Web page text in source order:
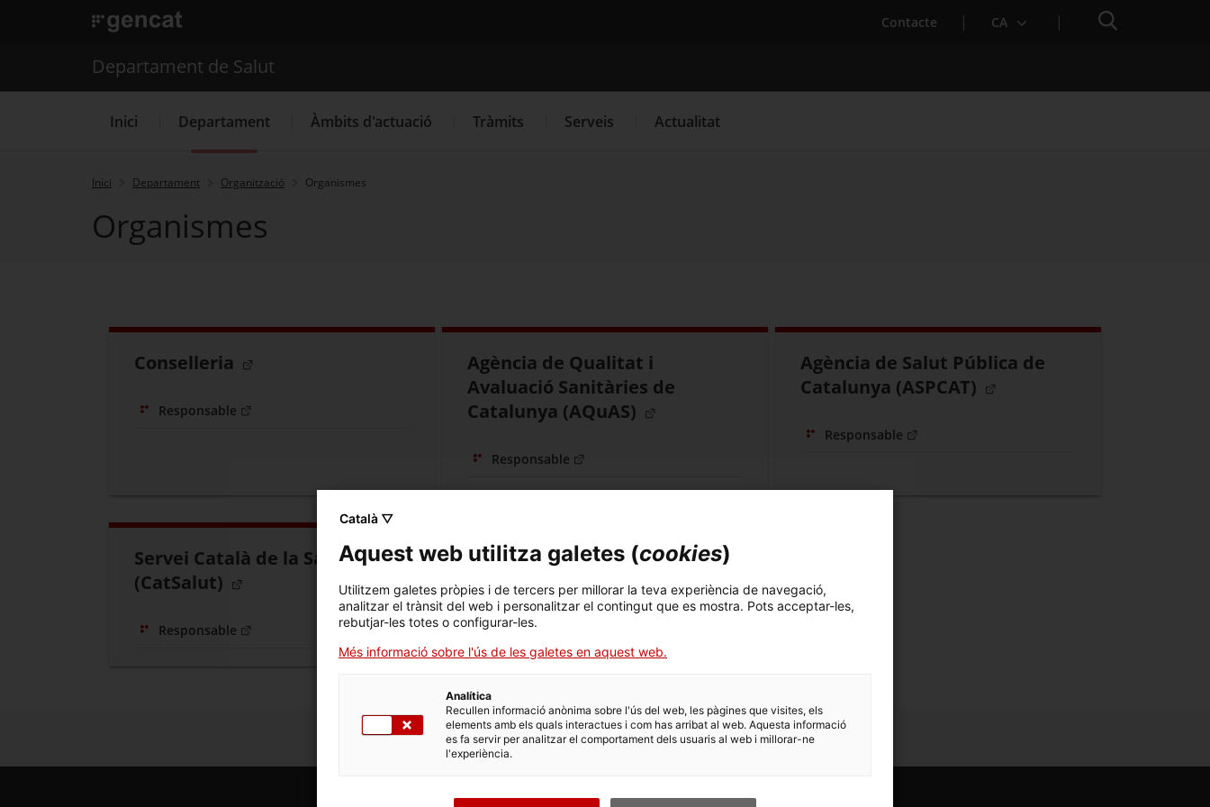
. Obre en una nova finestra. Contacte . Obre en una nova finestra.
CA Cercador
Cercador
Departament de Salut
Inici Departament Àmbits d'actuació Tràmits
. Obre en una nova finestra.
Serveis Actualitat
. Obre en una nova finestra.
Inici Departament Organització Organismes
Organismes
Conselleria
Responsable
Agència de Qualitat i
Avaluació Sanitàries de
Catalunya (AQuAS)
Responsable
Agència de Salut Pública de
Catalunya (ASPCAT)
Responsable
Servei Català de la Salut
(CatSalut)
Responsable
Fundació TIC Salut i Social
Responsable
Català ▽
Aquest web utilitza galetes (cookies)
Utilitzem galetes pròpies i de tercers per millorar la teva experiència de navegació,
analitzar el trànsit del web i personalitzar el contingut que es mostra. Pots acceptar-les,
rebutjar-les totes o configurar-les.
Més informació sobre l'ús de les galetes en aquest web.
Analítica
Recullen informació anònima sobre l'ús del web, les pàgines que visites, els
elements amb els quals interactues i com has arribat al web. Aquesta informació
es fa servir per analitzar el comportament dels usuaris al web i millorar-ne
l'experiència.